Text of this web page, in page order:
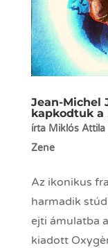
Jean-Michel
kapkodtuk a
írta Miklós Attila|
Zene
Az ikonikus
harmadik
ejti ámulatba
kiadott